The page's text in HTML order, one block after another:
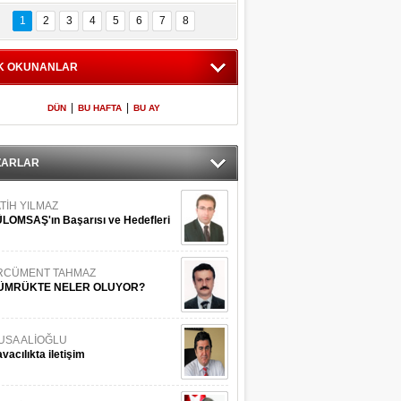
İstanbul
Adaları
600 milletvekilinin
listesi
1 2 3 4 5 6 7 8
OKUNANLAR
DÜN BU HAFTA BU AY
YILMAZ
Başarısı ve Hedefleri
TAHMAZ
NELER OLUYOR?
ALİOĞLU
iletişim